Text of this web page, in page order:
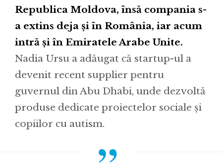
Republica Moldova, însă compania s-
a extins deja și în România, iar acum
intră și în Emiratele Arabe Unite.
Nadia Ursu a adăugat că startup-ul a
devenit recent supplier pentru
guvernul din Abu Dhabi, unde dezvoltă
produse dedicate proiectelor sociale și
copiilor cu autism.